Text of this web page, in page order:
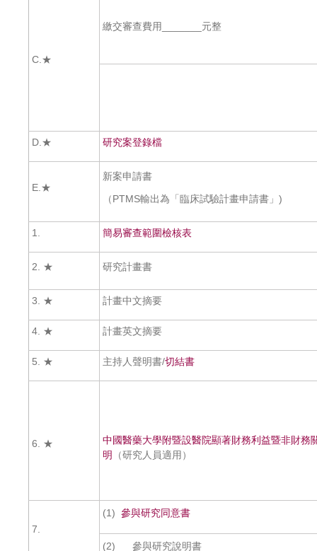
C.★
繳交審查費用_______元整
D.★ 研究案登錄檔
E.★
新案申請書
（PTMS輸出為「臨床試驗計畫申請書」)
1. 簡易審查範圍檢核表
2. ★ 研究計畫書
3. ★ 計畫中文摘要
4. ★ 計畫英文摘要
5. ★ 主持人聲明書/切結書
6. ★
中國醫藥大學附暨設醫院顯著財務利益暨非財務
明
（研究人員適用）
7.
(1) 參與研究同意書
(2) 參與研究說明書